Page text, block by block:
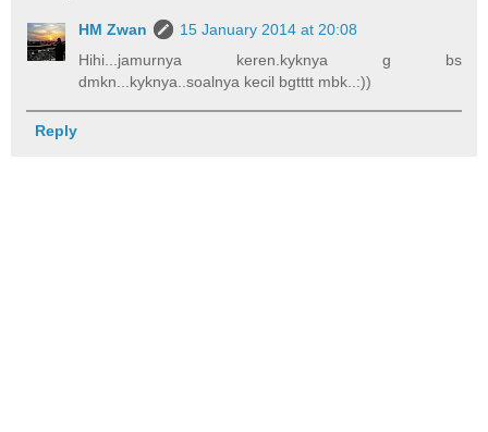
HM Zwan
15 January 2014 at 20:08
Hihi...jamurnya keren.kyknya g bs
dmkn...kyknya..soalnya kecil bgtttt mbk..:))
Reply